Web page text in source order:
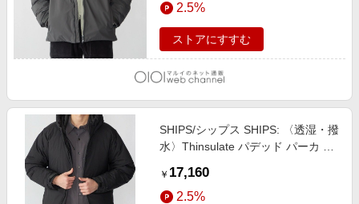
2.5%
ストアにすすむ
SHIPS/シップス SHIPS: 〈透湿・撥
水〉Thinsulate パデッド パーカ ダ
￥ 17,160
2.5%